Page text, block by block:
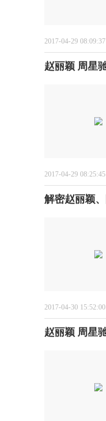
2017-04-29 08:09:37
赵丽颖 周星
2017-04-29 08:25:45
解密赵丽颖
2017-04-30 15:52:00
赵丽颖 周星